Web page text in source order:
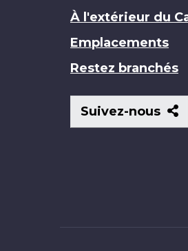
À l'extérieur du
Emplacements
Restez branchés
Suivez-nous